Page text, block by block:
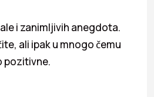
i zanimljivih anegdota.
ali ipak u mnogo čemu
pozitivne.